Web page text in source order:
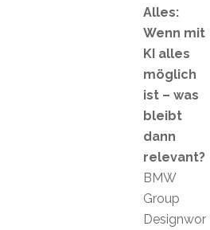
Alles:
Wenn mit
KI alles
möglich
ist – was
bleibt
dann
relevant?
BMW
Group
Designwor